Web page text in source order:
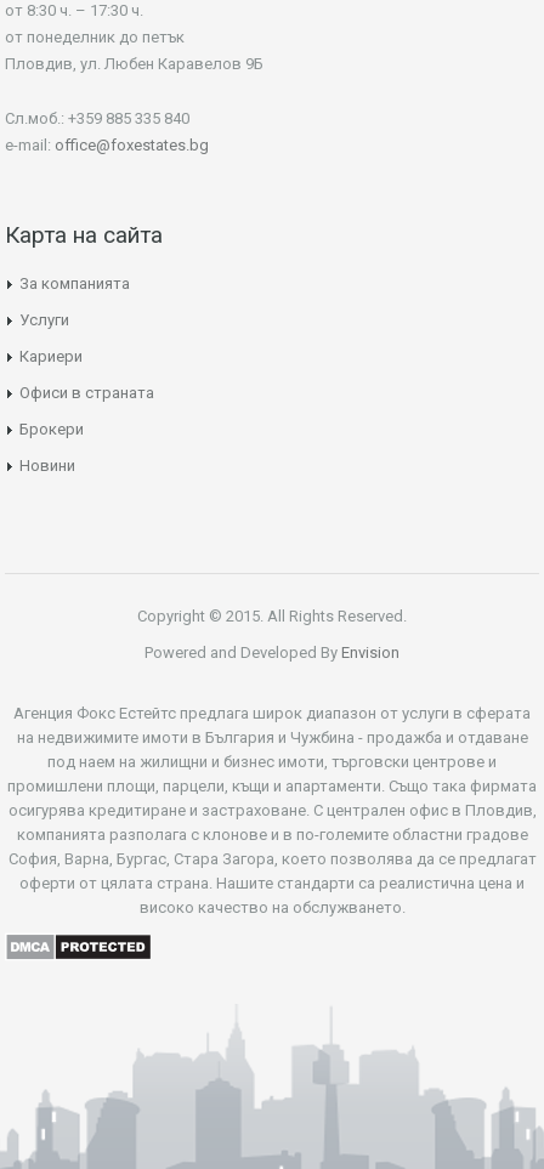
от 8:30 ч. – 17:30 ч.
от понеделник до петък
Пловдив, ул. Любен Каравелов 9Б
Сл.моб.: +359 885 335 840
e-mail: office@foxestates.bg
Карта на сайта
За компанията
Услуги
Кариери
Офиси в страната
Брокери
Новини
Copyright © 2015. All Rights Reserved.
Powered and Developed By Envision
Агенция Фокс Естейтс предлага широк диапазон от услуги в сферата
на недвижимите имоти в България и Чужбина - продажба и отдаване
под наем на жилищни и бизнес имоти, търговски центрове и
промишлени площи, парцели, къщи и апартаменти. Също така фирмата
осигурява кредитиране и застраховане. С централен офис в Пловдив,
компанията разполага с клонове и в по-големите областни градове
София, Варна, Бургас, Стара Загора, което позволява да се предлагат
оферти от цялата страна. Нашите стандарти са реалистична цена и
високо качество на обслужването.